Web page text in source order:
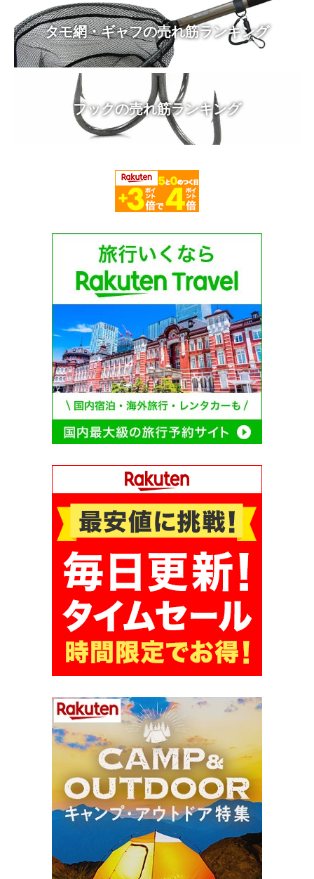
タモ網・ギャフの売れ筋ランキング
フックの売れ筋ランキング